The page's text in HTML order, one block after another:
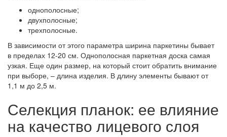
однополосные;
двухполосные;
трехполосные.
В зависимости от этого параметра ширина паркетины бывает
в пределах 12-20 см. Однополосная паркетная доска самая
узкая. Еще один размер, на который стоит обратить внимание
при выборе, – длина изделия. В длину элементы бывают от
1,1 м до 2,5 м.
Селекция планок: ее влияние
на качество лицевого слоя